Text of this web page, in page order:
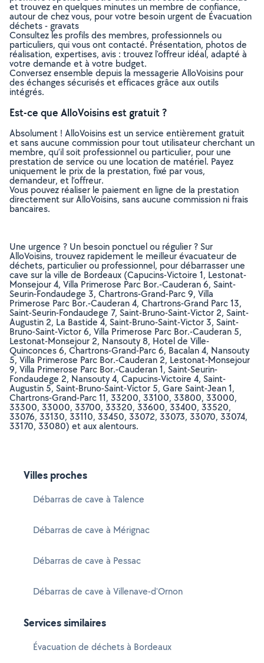
et trouvez en quelques minutes un membre de confiance,
autour de chez vous, pour votre besoin urgent de Évacuation
déchets - gravats
Consultez les profils des membres, professionnels ou
particuliers, qui vous ont contacté. Présentation, photos de
réalisation, expertises, avis : trouvez l'offreur idéal, adapté à
votre demande et à votre budget.
Conversez ensemble depuis la messagerie AlloVoisins pour
des échanges sécurisés et efficaces grâce aux outils
intégrés.
Est-ce que AlloVoisins est gratuit ?
Absolument ! AlloVoisins est un service entièrement gratuit
et sans aucune commission pour tout utilisateur cherchant un
membre, qu’il soit professionnel ou particulier, pour une
prestation de service ou une location de matériel. Payez
uniquement le prix de la prestation, fixé par vous,
demandeur, et l’offreur.
Vous pouvez réaliser le paiement en ligne de la prestation
directement sur AlloVoisins, sans aucune commission ni frais
bancaires.
Une urgence ? Un besoin ponctuel ou régulier ? Sur
AlloVoisins, trouvez rapidement le meilleur évacuateur de
déchets, particulier ou professionnel, pour débarrasser une
cave sur la ville de Bordeaux (Capucins-Victoire 1, Lestonat-
Monsejour 4, Villa Primerose Parc Bor.-Cauderan 6, Saint-
Seurin-Fondaudege 3, Chartrons-Grand-Parc 9, Villa
Primerose Parc Bor.-Cauderan 4, Chartrons-Grand Parc 13,
Saint-Seurin-Fondaudege 7, Saint-Bruno-Saint-Victor 2, Saint-
Augustin 2, La Bastide 4, Saint-Bruno-Saint-Victor 3, Saint-
Bruno-Saint-Victor 6, Villa Primerose Parc Bor.-Cauderan 5,
Lestonat-Monsejour 2, Nansouty 8, Hotel de Ville-
Quinconces 6, Chartrons-Grand-Parc 6, Bacalan 4, Nansouty
5, Villa Primerose Parc Bor.-Cauderan 2, Lestonat-Monsejour
9, Villa Primerose Parc Bor.-Cauderan 1, Saint-Seurin-
Fondaudege 2, Nansouty 4, Capucins-Victoire 4, Saint-
Augustin 5, Saint-Bruno-Saint-Victor 5, Gare Saint-Jean 1,
Chartrons-Grand-Parc 11, 33200, 33100, 33800, 33000,
33300, 33000, 33700, 33320, 33600, 33400, 33520,
33076, 33130, 33110, 33450, 33072, 33073, 33070, 33074,
33170, 33080) et aux alentours.
Villes proches
Débarras de cave à Talence
Débarras de cave à Mérignac
Débarras de cave à Pessac
Débarras de cave à Villenave-d'Ornon
Services similaires
Évacuation de déchets à Bordeaux